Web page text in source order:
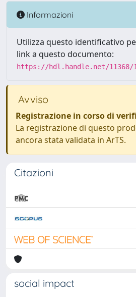
Informazioni
Utilizza questo identificativo
link a questo documento:
https://hdl.handle.net/11368/
Avviso
Registrazione in corso di
La registrazione di questo
ancora stata validata in ArTS.
Citazioni
social impact